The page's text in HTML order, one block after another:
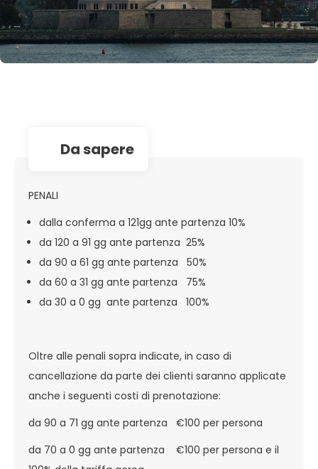
da sapere
PENALI
dalla conferma a 121gg ante partenza 10%
da 120 a 91 gg ante partenza 25%
da 90 a 61 gg ante partenza 50%
da 60 a 31 gg ante partenza 75%
da 30 a 0 gg ante partenza 100%
Oltre alle penali sopra indicate, in caso di
cancellazione da parte dei clienti saranno applicate
anche i seguenti costi di prenotazione:
da 90 a 71 gg ante partenza €100 per persona
da 70 a 0 gg ante partenza €100 per persona e il